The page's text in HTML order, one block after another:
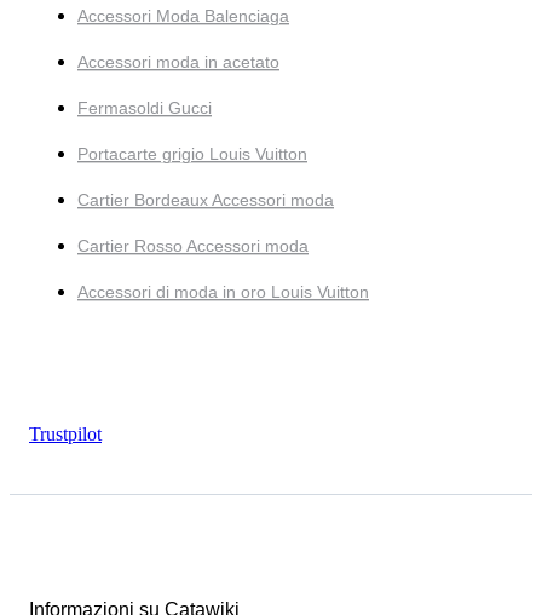
Accessori Moda Balenciaga
Accessori moda in acetato
Fermasoldi Gucci
Portacarte grigio Louis Vuitton
Cartier Bordeaux Accessori moda
Cartier Rosso Accessori moda
Accessori di moda in oro Louis Vuitton
Trustpilot
Informazioni su Catawiki